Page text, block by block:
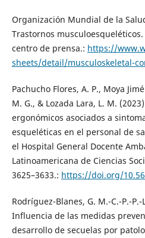
Organización Mundial de la
Trastornos
centro de prensa.: https://
sheets/detail/musculoskeletal-
Pachucho Flores, A. P., Moya
M. G., & Lozada Lara, L. M.
ergonómicos asociados a
esqueléticas en el personal de
el Hospital General Docente
Latinoamericana de Ciencias
3625–3633.: https://doi.org/
Rodríguez-Blanes, G. M.-C.-P.-
Influencia de las medidas
desarrollo de secuelas por